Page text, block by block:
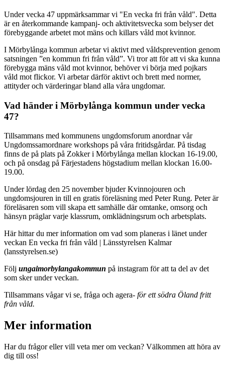
Under vecka 47 uppmärksammar vi "En vecka fri från våld". Detta
är en återkommande kampanj- och aktivitetsvecka som belyser det
förebyggande arbetet mot mäns och killars våld mot kvinnor.
I Mörbylånga kommun arbetar vi aktivt med våldsprevention genom
satsningen ”en kommun fri från våld”. Vi tror att för att vi ska kunna
förebygga mäns våld mot kvinnor, behöver vi börja med pojkars
våld mot flickor. Vi arbetar därför aktivt och brett med normer,
attityder och värderingar bland alla våra ungdomar.
Vad händer i Mörbylånga kommun under vecka
47?
Tillsammans med kommunens ungdomsforum anordnar vår
Ungdomssamordnare workshops på våra fritidsgårdar. På tisdag
finns de på plats på Zokker i Mörbylånga mellan klockan 16-19.00,
och på onsdag på Färjestadens högstadium mellan klockan 16.00-
19.00.
Under lördag den 25 november bjuder Kvinnojouren och
ungdomsjouren in till en gratis föreläsning med Peter Rung. Peter är
föreläsaren som vill skapa ett samhälle där omtanke, omsorg och
hänsyn präglar varje klassrum, omklädningsrum och arbetsplats.
Här hittar du mer information om vad som planeras i länet under
veckan En vecka fri från våld | Länsstyrelsen Kalmar
(lansstyrelsen.se)
Följ ungaimorbylangakommun på instagram för att ta del av det
som sker under veckan.
Tillsammans vågar vi se, fråga och agera- för ett södra Öland fritt
från våld.
Mer information
Har du frågor eller vill veta mer om veckan? Välkommen att höra av
dig till oss!